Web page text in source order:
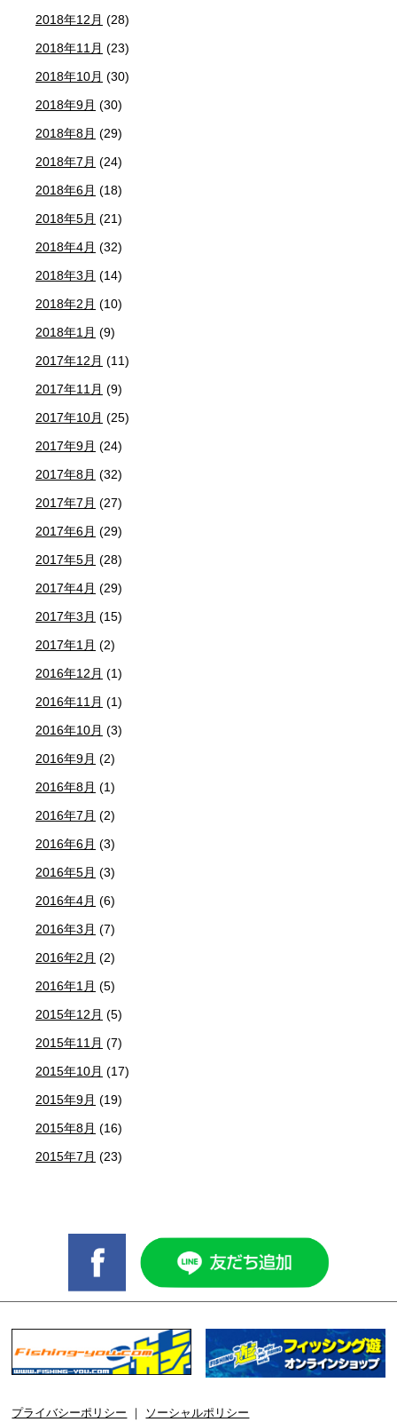
2018年12月 (28)
2018年11月 (23)
2018年10月 (30)
2018年9月 (30)
2018年8月 (29)
2018年7月 (24)
2018年6月 (18)
2018年5月 (21)
2018年4月 (32)
2018年3月 (14)
2018年2月 (10)
2018年1月 (9)
2017年12月 (11)
2017年11月 (9)
2017年10月 (25)
2017年9月 (24)
2017年8月 (32)
2017年7月 (27)
2017年6月 (29)
2017年5月 (28)
2017年4月 (29)
2017年3月 (15)
2017年1月 (2)
2016年12月 (1)
2016年11月 (1)
2016年10月 (3)
2016年9月 (2)
2016年8月 (1)
2016年7月 (2)
2016年6月 (3)
2016年5月 (3)
2016年4月 (6)
2016年3月 (7)
2016年2月 (2)
2016年1月 (5)
2015年12月 (5)
2015年11月 (7)
2015年10月 (17)
2015年9月 (19)
2015年8月 (16)
2015年7月 (23)
プライバシーポリシー ソーシャルポリシー